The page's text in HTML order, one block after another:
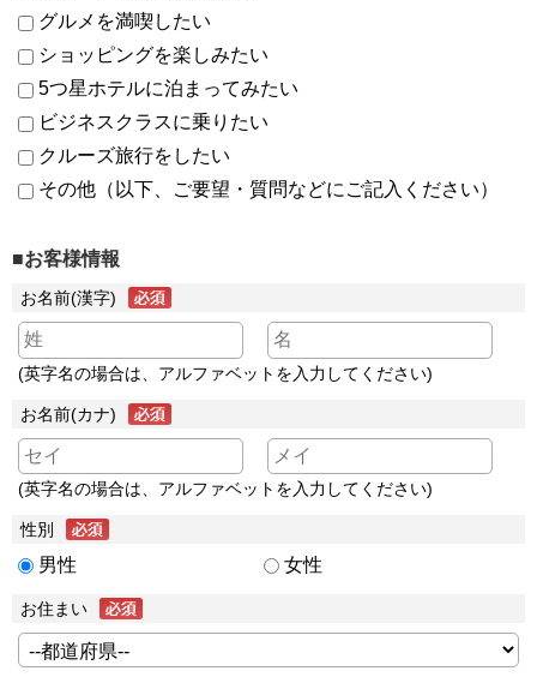
グルメを満喫したい
ショッピングを楽しみたい
5つ星ホテルに泊まってみたい
ビジネスクラスに乗りたい
クルーズ旅行をしたい
その他（以下、ご要望・質問などにご記入ください）
■お客様情報
お名前(漢字)
(英字名の場合は、アルファベットを入力してください)
お名前(カナ)
(英字名の場合は、アルファベットを入力してください)
性別
男性 女性
お住まい